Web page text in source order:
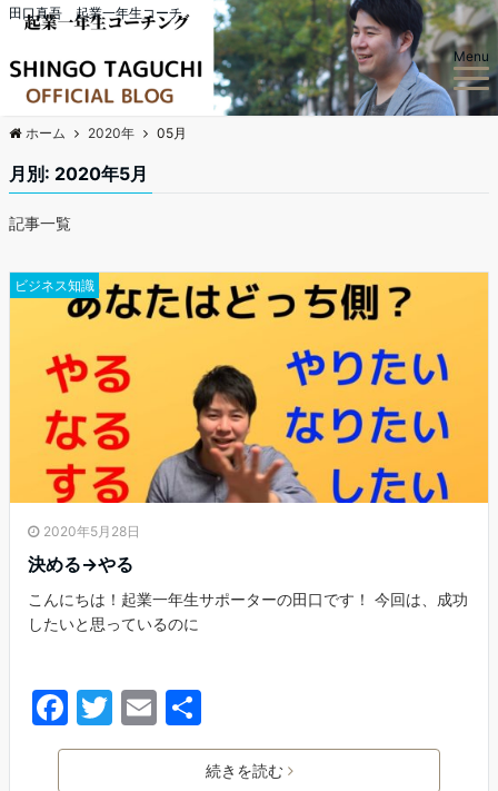
田口真吾 起業一年生コーチ
Menu
ホーム 2020年 05月
月別: 2020年5月
記事一覧
ビジネス知識
2020年5月28日
決める→やる
こんにちは！起業一年生サポーターの田口です！ 今回は、成功
したいと思っているのに
F
a
T
w
E
m 有
続きを読む